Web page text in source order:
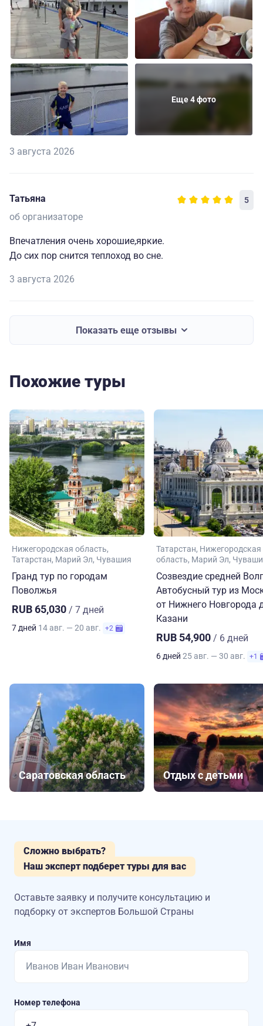
Еще 4 фото
3 августа 2026
Татьяна 5
об организаторе
Впечатления очень хорошие,яркие.
До сих пор снится теплоход во сне.
3 августа 2026
Показать еще отзывы
Похожие туры
Нижегородская область
Татарстан Марий Эл Чувашия
Гранд тур по городам
Поволжья
RUB 65,030 / 7 дней
7 дней 14 авг. — 20 авг. +2
Татарстан Нижегородская
область Марий Эл
Созвездие средней
Автобусный тур из
от Нижнего Новгорода
Казани
RUB 54,900 / 6 дней
6 дней 25 авг. — 30 авг. +1
Саратовская область Отдых с детьми
Сложно выбрать?
Наш эксперт подберет туры для вас
Оставьте заявку и получите консультацию и
подборку от экспертов Большой Страны
Имя
Номер телефона